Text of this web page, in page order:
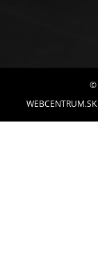
©
WEBCENTRUM.SK